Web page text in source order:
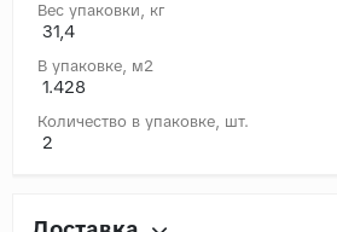
Вес упаковки, кг
31,4
В упаковке, м2
1.428
Количество в упаковке, шт.
2